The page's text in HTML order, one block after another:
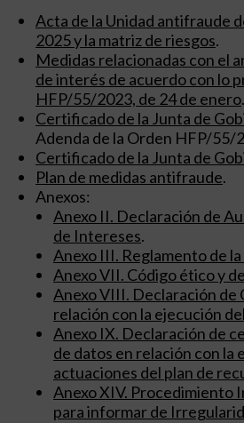
Acta de la Unidad antifraude
2025 y la matriz de riesgos.
Medidas relacionadas con el
de interés de acuerdo con lo
HFP/55/2023, de 24 de enero.
Certificado de la Junta de
Adenda de la Orden HFP/55/
Certificado de la Junta de
Plan de medidas antifraude.
Anexos:
Anexo II. Declaración de
de Intereses.
Anexo III. Reglamento de
Anexo VII. Código ético y
Anexo VIII. Declaración de
relación con la ejecución
Anexo IX. Declaración de
de datos en relación con la
actuaciones del plan de
Anexo XIV. Procedimiento
para informar de